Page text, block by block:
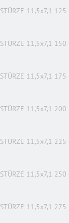
STÜRZE 11,5x7,1 125
STÜRZE 11,5x7,1 150
STÜRZE 11,5x7,1 175
STÜRZE 11,5x7,1 200
STÜRZE 11,5x7,1 225
STÜRZE 11,5x7,1 250
STÜRZE 11,5x7,1 275